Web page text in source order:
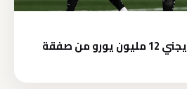
تقارير تركية: طرابزون سبور يجني 12 مليون يورو من صفقة